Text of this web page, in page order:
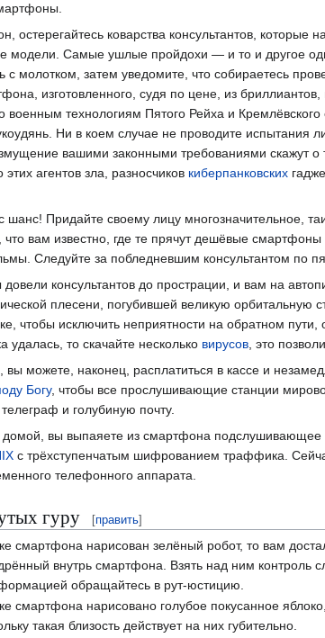
остерегайтесь коварства консультантов,
модели. Самые ушлые пройдохи — и то и другое
с молотком, затем уведомите, что собираетесь
изготовленного, судя по цене, из бриллиантов,
военным технологиям Пятого Рейха и
Ни в коем случае не проводите испытания
вашими законными требованиями скажут о
агентов зла, разносчиков киберпанковских
шанс! Придайте своему лицу многозначительное,
что вам известно, где те прячут дешёвые
Следуйте за побледневшим консультантом по
довели консультантов до прострации, и вам на
плесени, погубившей великую
чтобы исключить неприятности на обратном
удалась, то скачайте несколько вирусов, это
вы можете, наконец, расплатиться в кассе и
Богу, чтобы все прослушивающие станции
и голубиную почту.
вы выпаяете из смартфона подслушивающее
с трёхступенчатым шифрованием траффика.
телефонного аппарата.
гуру [править]
смартфона нарисован зелёный робот, то вам
внутрь смартфона. Взять над ним контроль
обращайтесь в рут-юстицию.
смартфона нарисовано голубое покусанное
такая близость действует на них губительно.